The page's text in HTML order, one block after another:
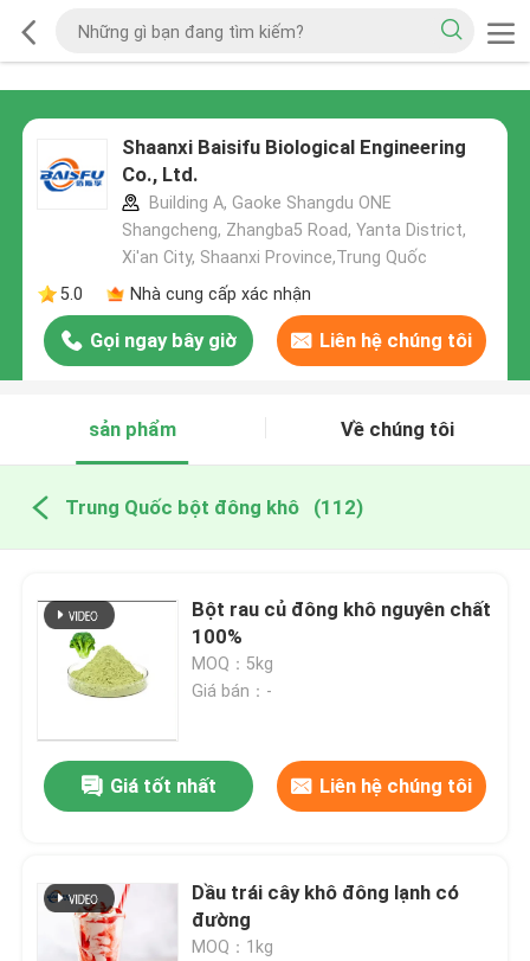
Shaanxi Baisifu Biological Engineering
Co., Ltd.
Building A, Gaoke Shangdu ONE
Shangcheng, Zhangba5 Road, Yanta District,
Xi'an City, Shaanxi Province,Trung Quốc
5.0
Nhà cung cấp xác nhận
Gọi ngay bây giờ Liên hệ chúng tôi
sản phẩm Về chúng tôi
Trung Quốc bột đông khô (112)
Bột rau củ đông khô nguyên chất
100%
MOQ：5kg
Giá bán：-
Giá tốt nhất Liên hệ chúng tôi
Dầu trái cây khô đông lạnh có
đường
MOQ：1kg